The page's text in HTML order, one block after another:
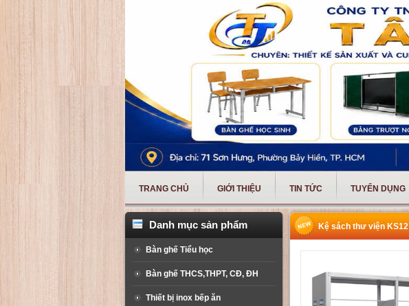
TRANG CHỦ GIỚI THIỆU TIN TỨC TUYỂN DỤNG
Danh mục sản phẩm
Bàn ghế Tiểu học
Bàn ghế THCS,THPT, CĐ, ĐH
Thiết bị inox bếp ăn
Kệ sách thư viện KS12